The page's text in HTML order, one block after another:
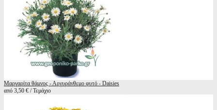
Μαργαρίτα θάμνος - Αργυράνθεμο φυτό - Daisies
από 3,50 € / Τεμάχιο